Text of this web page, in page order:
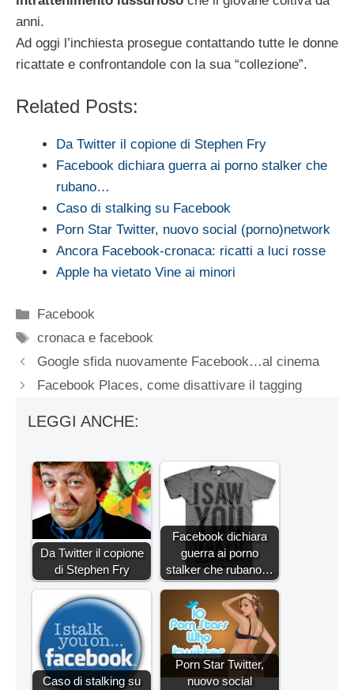
anni.
Ad oggi l’inchiesta prosegue contattando tutte le donne
ricattate e confrontandole con la sua “collezione”.
Related Posts:
Da Twitter il copione di Stephen Fry
Facebook dichiara guerra ai porno stalker che
rubano…
Caso di stalking su Facebook
Porn Star Twitter, nuovo social (porno)network
Ancora Facebook-cronaca: ricatti a luci rosse
Apple ha vietato Vine ai minori
Categorie
Facebook
Tag
cronaca e facebook
Google sfida nuovamente Facebook…al cinema
Facebook Places, come disattivare il tagging
LEGGI ANCHE:
Da Twitter il copione
di Stephen Fry
Facebook dichiara
guerra ai porno
stalker che rubano…
Caso di stalking su
Porn Star Twitter,
nuovo social